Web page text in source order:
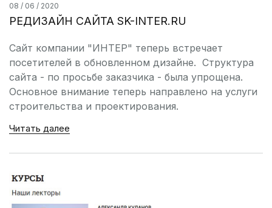
08 / 06 / 2020
РЕДИЗАЙН САЙТА SK-INTER.RU
Сайт компании "ИНТЕР" теперь встречает
посетителей в обновленном дизайне. Структура
сайта - по просьбе заказчика - была упрощена.
Основное внимание теперь направлено на услуги
строительства и проектирования.
Читать далее